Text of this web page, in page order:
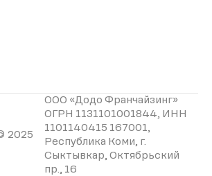
2025
ООО «Додо Франчайзинг»
ОГРН 1131101001844, ИНН
1101140415 167001,
Республика Коми, г.
Сыктывкар, Октябрьский
пр., 16